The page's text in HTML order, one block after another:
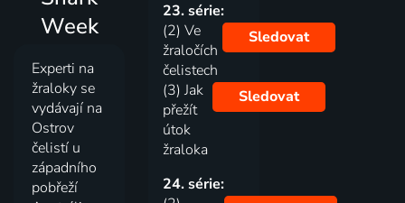
Week
Experti na
žraloky se
vydávají na
Ostrov
čelistí u
západního
pobřeží
23. série:
(2) Ve
žraločích
čelistech
Sledovat
(3) Jak
přežít
útok
žraloka
Sledovat
24. série: